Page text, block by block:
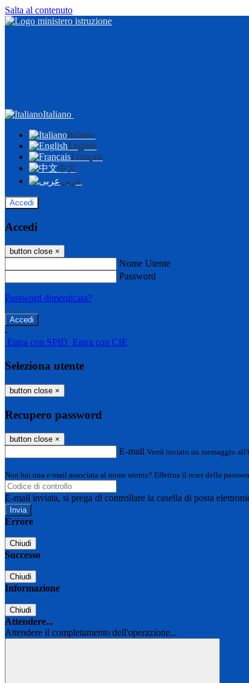
Salta al contenuto
Italiano
Italiano
English
Français
中文
عربى
Accedi
Accedi
button close ×
Nome Utente
Password
Password dimenticata?
-
Entra con SPID Entra con CIE
Seleziona utente
button close ×
Recupero password
button close ×
E-mail Verrà inviato un messaggio
Non hai una e-mail associata al nome utente? Effettua il reset della
E-mail inviata, si prega di controllare la casella di posta
Errore
Chiudi
Successo
Chiudi
Informazione
Chiudi
Attendere...
Attendere il completamento dell'operazione...